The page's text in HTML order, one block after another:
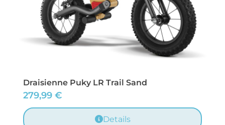
Draisienne Puky LR Trail Sand
279,99 €
Details